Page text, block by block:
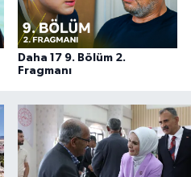
Daha 17 9. Bölüm 2.
Fragmanı